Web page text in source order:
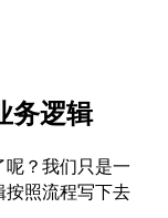
务逻辑
？我们只是一
照流程写下去